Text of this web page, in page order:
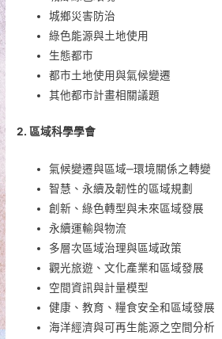
城鄉災害防治
綠色能源與土地使用
生態都市
都市土地使用與氣候變遷
其他都市計畫相關議題
2.區域科學學會
氣候變遷與區域‒環境關係之轉變
智慧、永續及韌性的區域規劃
創新、綠色轉型與未來區域發展
永續運輸與物流
多層次區域治理與區域政策
觀光旅遊、文化產業和區域發展
空間資訊與計量模型
健康、教育、糧食安全和區域發展
海洋經濟與可再生能源之空間分析